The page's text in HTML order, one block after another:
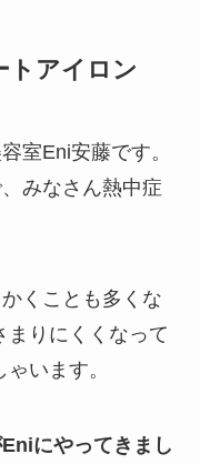
トアイロン
室Eni安藤です。
みなさん熱中症
くことも多くな
まりにくくなって
います。
にやってきまし